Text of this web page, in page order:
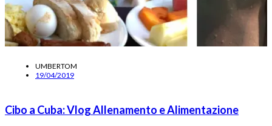
UMBERTOM
19/04/2019
Cibo a Cuba: Vlog Allenamento e Alimentazione